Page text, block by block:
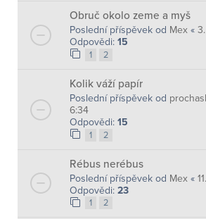
Obruč okolo zeme a myš
Poslední příspěvek od Mex «
Odpovědi: 15
1 2
Kolik váží papír
Poslední příspěvek od
6:34
Odpovědi: 15
1 2
Rébus nerébus
Poslední příspěvek od Mex «
Odpovědi: 23
1 2